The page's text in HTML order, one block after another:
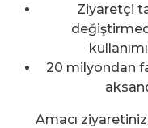
Ziyaretçi
20 milyondan
Amacı